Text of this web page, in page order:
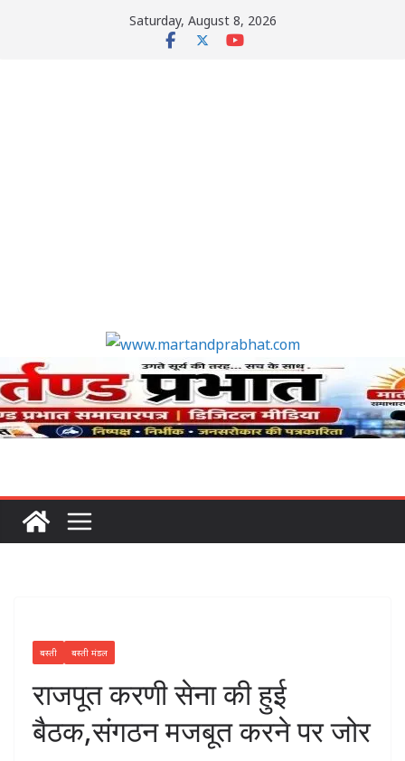
Saturday, August 8, 2026
बस्ती बस्ती मंडल
राजपूत करणी सेना की हुई
बैठक,संगठन मजबूत करने पर जोर